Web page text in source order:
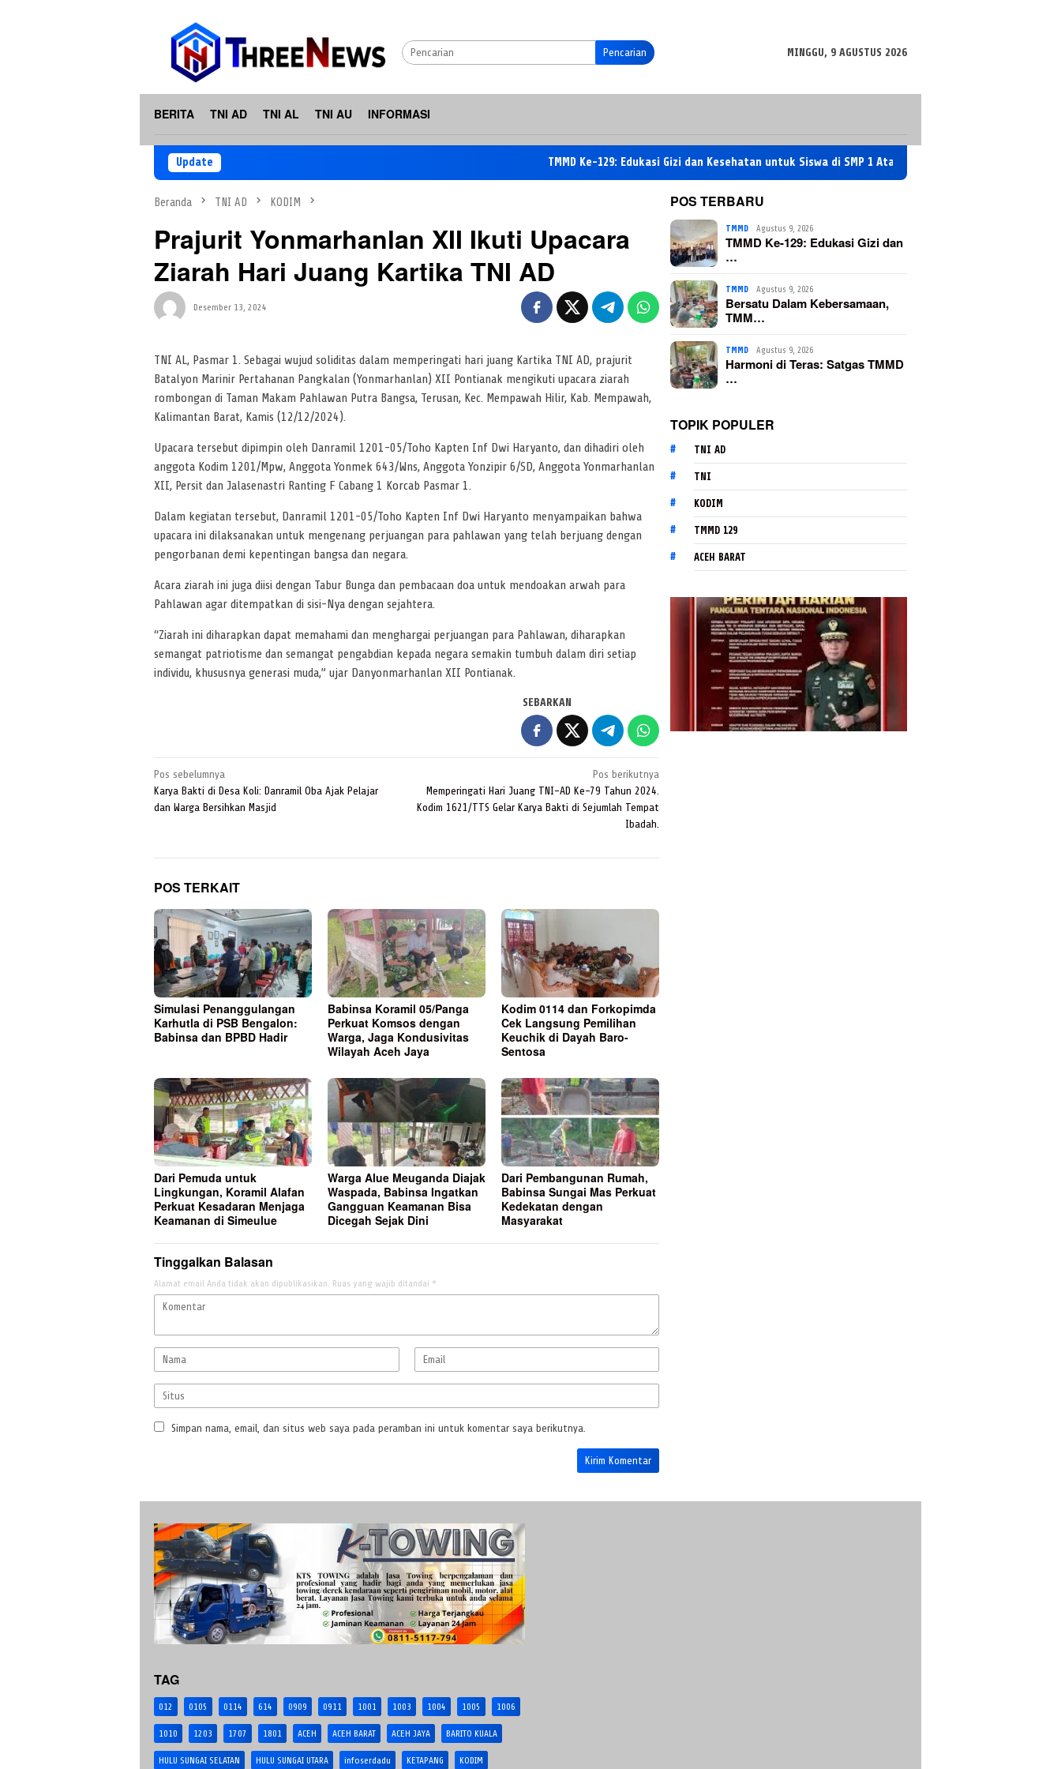
Pencarian
MINGGU, 9 AGUSTUS 2026
BERITA TNI AD TNI AL TNI AU INFORMASI
Update TMMD Ke-129: Edukasi Gizi dan Kesehatan untuk Siswa di SMP 1 Atap
Beranda TNI AD KODIM
Prajurit Yonmarhanlan XII Ikuti Upacara
Ziarah Hari Juang Kartika TNI AD
Desember 13, 2024
TNI AL, Pasmar 1. Sebagai wujud soliditas dalam memperingati hari juang Kartika TNI AD, prajurit
Batalyon Marinir Pertahanan Pangkalan (Yonmarhanlan) XII Pontianak mengikuti upacara ziarah
rombongan di Taman Makam Pahlawan Putra Bangsa, Terusan, Kec. Mempawah Hilir, Kab. Mempawah,
Kalimantan Barat, Kamis (12/12/2024).
Upacara tersebut dipimpin oleh Danramil 1201-05/Toho Kapten Inf Dwi Haryanto, dan dihadiri oleh
anggota Kodim 1201/Mpw, Anggota Yonmek 643/Wns, Anggota Yonzipir 6/SD, Anggota Yonmarhanlan
XII, Persit dan Jalasenastri Ranting F Cabang 1 Korcab Pasmar 1.
Dalam kegiatan tersebut, Danramil 1201-05/Toho Kapten Inf Dwi Haryanto menyampaikan bahwa
upacara ini dilaksanakan untuk mengenang perjuangan para pahlawan yang telah berjuang dengan
pengorbanan demi kepentingan bangsa dan negara.
Acara ziarah ini juga diisi dengan Tabur Bunga dan pembacaan doa untuk mendoakan arwah para
Pahlawan agar ditempatkan di sisi-Nya dengan sejahtera.
“Ziarah ini diharapkan dapat memahami dan menghargai perjuangan para Pahlawan, diharapkan
semangat patriotisme dan semangat pengabdian kepada negara semakin tumbuh dalam diri setiap
individu, khususnya generasi muda,” ujar Danyonmarhanlan XII Pontianak.
SEBARKAN
Navigasi
pos
Pos sebelumnya
Karya Bakti di Desa Koli: Danramil Oba Ajak Pelajar
dan Warga Bersihkan Masjid
Pos berikutnya
Memperingati Hari Juang TNI-AD Ke-79 Tahun 2024.
Kodim 1621/TTS Gelar Karya Bakti di Sejumlah Tempat
Ibadah.
POS TERKAIT
Simulasi Penanggulangan
Karhutla di PSB Bengalon:
Babinsa dan BPBD Hadir
Babinsa Koramil 05/Panga
Perkuat Komsos dengan
Warga, Jaga Kondusivitas
Wilayah Aceh Jaya
Kodim 0114 dan Forkopimda
Cek Langsung Pemilihan
Keuchik di Dayah Baro-
Sentosa
Dari Pemuda untuk
Lingkungan, Koramil Alafan
Perkuat Kesadaran Menjaga
Keamanan di Simeulue
Warga Alue Meuganda Diajak
Waspada, Babinsa Ingatkan
Gangguan Keamanan Bisa
Dicegah Sejak Dini
Dari Pembangunan Rumah,
Babinsa Sungai Mas Perkuat
Kedekatan dengan
Masyarakat
Tinggalkan Balasan
Alamat email Anda tidak akan dipublikasikan. Ruas yang wajib ditandai *
Simpan nama, email, dan situs web saya pada peramban ini untuk komentar saya berikutnya.
POS TERBARU
TMMD Agustus 9, 2026
TMMD Ke-129: Edukasi Gizi dan
…
TMMD Agustus 9, 2026
Bersatu Dalam Kebersamaan,
TMM…
TMMD Agustus 9, 2026
Harmoni di Teras: Satgas TMMD
…
TOPIK POPULER
TNI AD
TNI
KODIM
TMMD 129
ACEH BARAT
TAG
012 0105 0114 614 0909 0911 1001 1003 1004 1005 1006
1010 1203 1707 1801 ACEH ACEH BARAT ACEH JAYA BARITO KUALA
HULU SUNGAI SELATAN HULU SUNGAI UTARA infoserdadu KETAPANG KODIM